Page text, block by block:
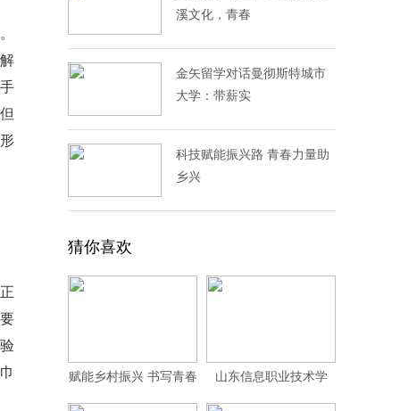
溪文化，青春
金矢留学对话曼彻斯特城市
大学：带薪实
科技赋能振兴路 青春力量助
乡兴
猜你喜欢
赋能乡村振兴 书写青春
担当
山东信息职业技术学
院：承时代之责立潮